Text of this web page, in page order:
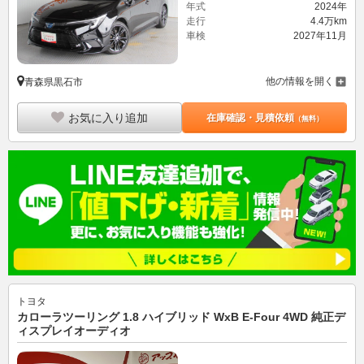
年式
2024年
走行
4.4万km
車検
2027年11月
青森県黒石市 他の情報を開く
お気に入り追加 在庫確認・見積依頼（無料）
トヨタ
カローラツーリング 1.8 ハイブリッド WxB E-Four 4WD 純正デ
ィスプレイオーディオ